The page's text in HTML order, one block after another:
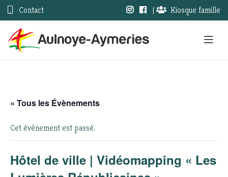
Contact | Kiosque famille
« Tous les Évènements
Cet évènement est passé.
Hôtel de ville | Vidéomapping « Les